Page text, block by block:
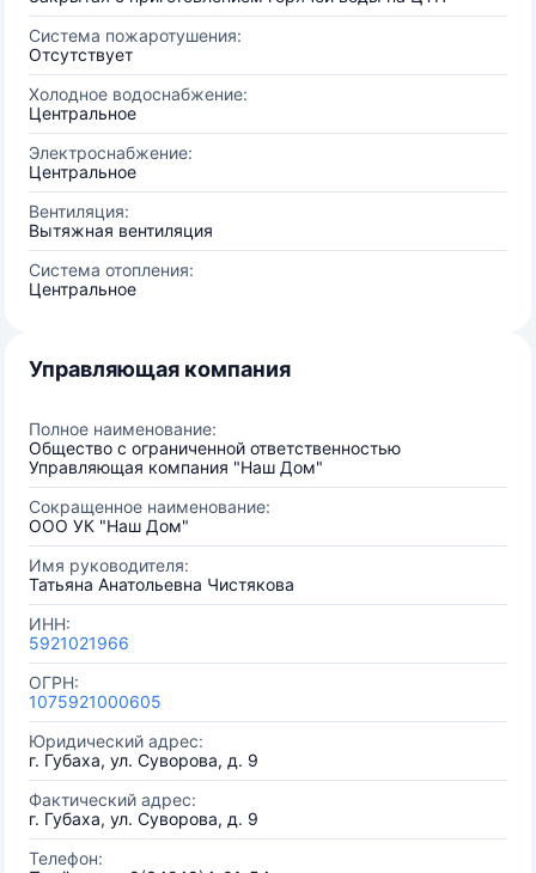
Система пожаротушения:
Отсутствует
Холодное водоснабжение:
Центральное
Электроснабжение:
Центральное
Вентиляция:
Вытяжная вентиляция
Система отопления:
Центральное
Управляющая компания
Полное наименование:
Общество с ограниченной ответственностью
Управляющая компания "Наш Дом"
Сокращенное наименование:
ООО УК "Наш Дом"
Имя руководителя:
Татьяна Анатольевна Чистякова
ИНН:
5921021966
ОГРН:
1075921000605
Юридический адрес:
г. Губаха, ул. Суворова, д. 9
Фактический адрес:
г. Губаха, ул. Суворова, д. 9
Телефон: